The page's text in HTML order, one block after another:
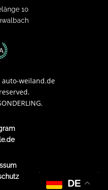
10
auto-weiland.de
DE